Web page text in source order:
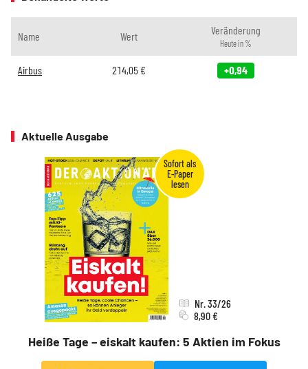
Name Wert Veränderung
Heute in %
Airbus 214,05 € +0,94
Aktuelle Ausgabe
Heiße Tage – eiskalt kaufen: 5 Aktien im Fokus
Nr. 33/26
8,90 €